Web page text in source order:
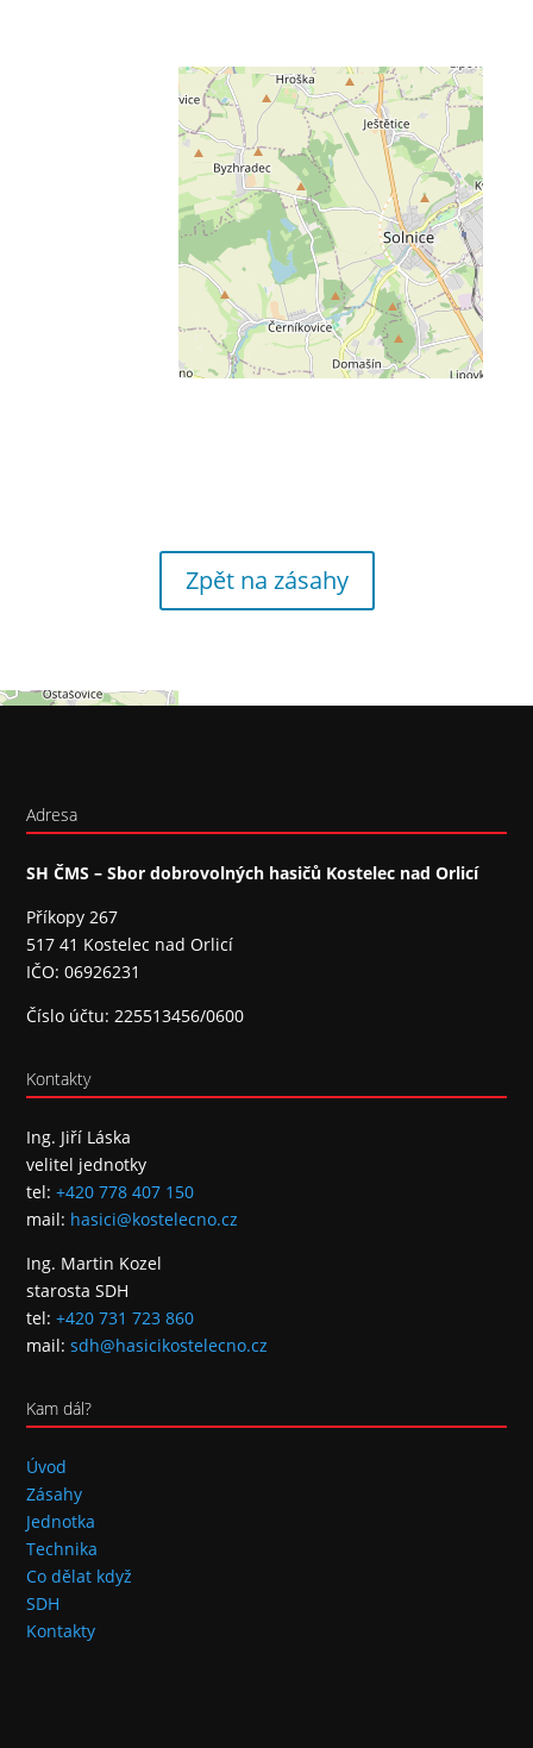
Zpět na zásahy
Adresa
SH ČMS – Sbor dobrovolných hasičů Kostelec nad Orlicí
Příkopy 267
517 41 Kostelec nad Orlicí
IČO: 06926231
Číslo účtu: 225513456/0600
Kontakty
Ing. Jiří Láska
velitel jednotky
tel:+420 778 407 150
mail: hasici@kostelecno.cz
Ing. Martin Kozel
starosta SDH
tel:+420 731 723 860
mail:sdh@hasicikostelecno.cz
Kam dál?
Úvod
Zásahy
Jednotka
Technika
Co dělat když
SDH
Kontakty